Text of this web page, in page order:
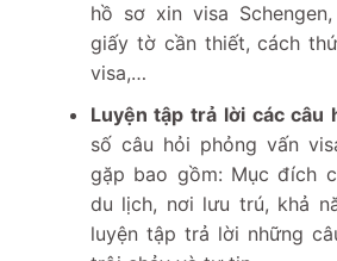
hồ sơ xin visa
giấy tờ cần thiết, cách
visa,…
Luyện tập trả lời các câu
số câu hỏi phỏng vấn
gặp bao gồm: Mục đích
du lịch, nơi lưu trú, khả
luyện tập trả lời những